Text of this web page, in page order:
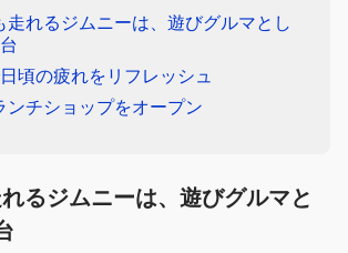
走れるジムニーは、遊びグルマとし
頃の疲れをリフレッシュ
ンチショップをオープン
るジムニーは、遊びグルマと